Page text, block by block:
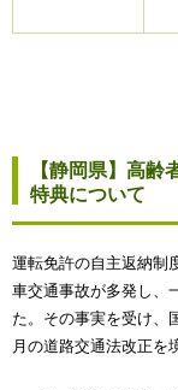
【静岡県】高齢
特典について
運転免許の自主返納制
車交通事故が多発し、
た。その事実を受け、
月の道路交通法改正を